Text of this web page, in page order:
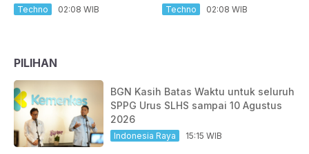
Techno 02:08 WIB Techno 02:08 WIB
PILIHAN
BGN Kasih Batas Waktu untuk seluruh
SPPG Urus SLHS sampai 10 Agustus
2026
Indonesia Raya 15:15 WIB